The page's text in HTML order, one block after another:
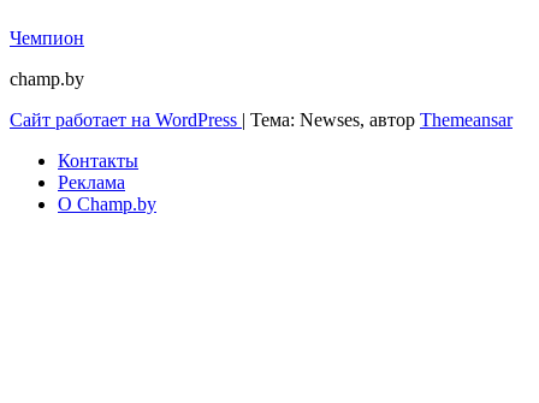
Чемпион
champ.by
Сайт работает на WordPress | Тема: Newses, автор Themeansar
Контакты
Реклама
О Champ.by